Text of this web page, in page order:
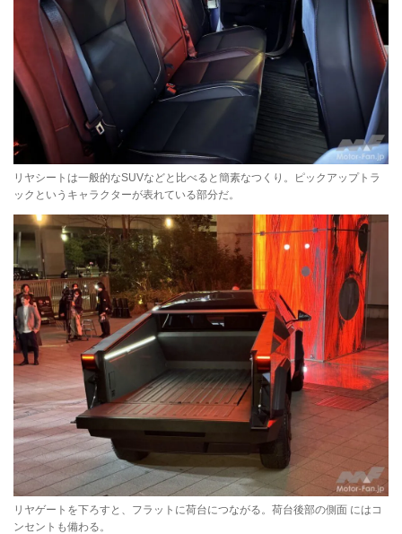
リヤシートは一般的なSUVなどと比べると簡素なつくり。ピックアップトラ
ックというキャラクターが表れている部分だ。
リヤゲートを下ろすと、フラットに荷台につながる。荷台後部の側面 にはコ
ンセントも備わる。